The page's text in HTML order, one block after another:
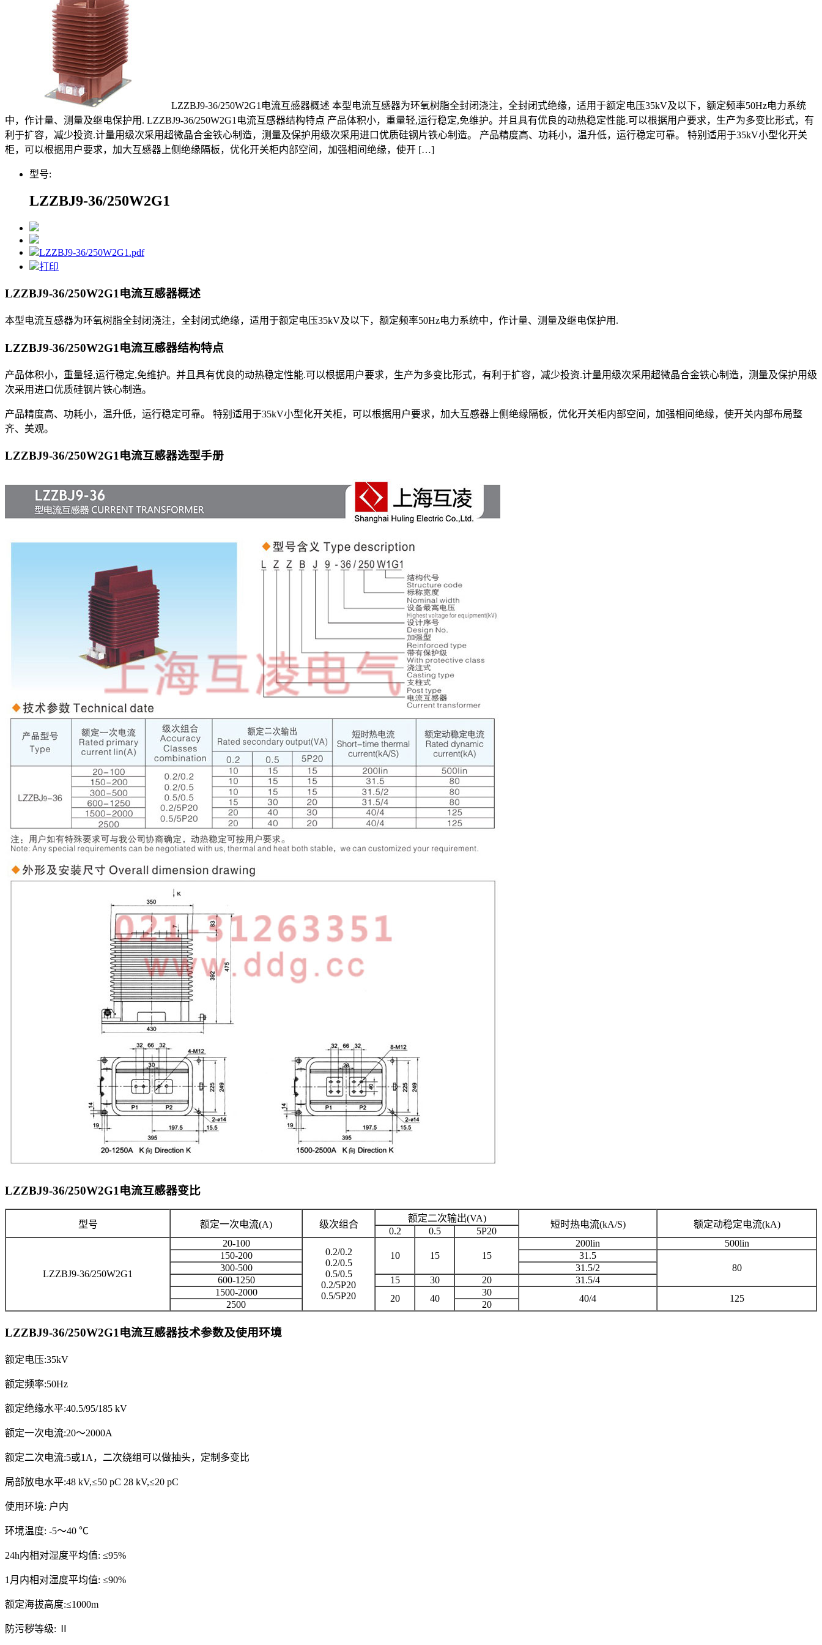
LZZBJ9-36/250W2G1电流互感器概述 本型电流互感器为环氧树脂全封闭浇注，全封闭式绝缘，适用于额定电压35kV及以下，额定频率50Hz电力系统
中，作计量、测量及继电保护用. LZZBJ9-36/250W2G1电流互感器结构特点 产品体积小，重量轻,运行稳定,免维护。并且具有优良的动热稳定性能.可以根据用户要求，生产为多变比形式，有
利于扩容，减少投资.计量用级次采用超微晶合金铁心制造，测量及保护用级次采用进口优质硅钢片铁心制造。 产品精度高、功耗小，温升低，运行稳定可靠。 特别适用于35kV小型化开关
柜，可以根据用户要求，加大互感器上侧绝缘隔板，优化开关柜内部空间，加强相间绝缘，使开 […]
型号:
LZZBJ9-36/250W2G1
LZZBJ9-36/250W2G1.pdf
打印
LZZBJ9-36/250W2G1电流互感器概述
本型电流互感器为环氧树脂全封闭浇注，全封闭式绝缘，适用于额定电压35kV及以下，额定频率50Hz电力系统中，作计量、测量及继电保护用.
LZZBJ9-36/250W2G1电流互感器结构特点
产品体积小，重量轻,运行稳定,免维护。并且具有优良的动热稳定性能.可以根据用户要求，生产为多变比形式，有利于扩容，减少投资.计量用级次采用超微晶合金铁心制造，测量及保护用级
次采用进口优质硅钢片铁心制造。
产品精度高、功耗小，温升低，运行稳定可靠。 特别适用于35kV小型化开关柜，可以根据用户要求，加大互感器上侧绝缘隔板，优化开关柜内部空间，加强相间绝缘，使开关内部布局整
齐、美观。
LZZBJ9-36/250W2G1电流互感器选型手册
LZZBJ9-36/250W2G1电流互感器变比
型号 额定一次电流(A) 级次组合
额定二次输出(VA)
短时热电流(kA/S) 额定动稳定电流(kA)
0.2 0.5 5P20
LZZBJ9-36/250W2G1
20-100
0.2/0.2
0.2/0.5
0.5/0.5
0.2/5P20
0.5/5P20
10 15 15
200lin
500lin
150-200
31.5
80
300-500
31.5/2
600-1250
15 30 20
31.5/4
1500-2000
20 40
30
40/4 125
2500 20
LZZBJ9-36/250W2G1电流互感器技术参数及使用环境
额定电压:35kV
额定频率:50Hz
额定绝缘水平:40.5/95/185 kV
额定一次电流:20～2000A
额定二次电流:5或1A，二次绕组可以做抽头，定制多变比
局部放电水平:48 kV,≤50 pC 28 kV,≤20 pC
使用环境: 户内
环境温度: -5～40 ℃
24h内相对湿度平均值: ≤95%
1月内相对湿度平均值: ≤90%
额定海拔高度:≤1000m
防污秽等级: Ⅱ